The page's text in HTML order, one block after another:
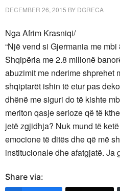
DECEMBER 26, 2015 BY DGRECA
Nga Afrim Krasniqi/
“Një vend si Gjermania me
Shqipëria me 2.8 milionë
abuzimit me nderime shprehet
shqiptarët ishin të etur pas
dhënë me siguri do të kishte
meriton qasje serioze që të
jetë zgjidhja? Nuk mund të
emocione të ditës dhe që më
institucionale dhe afatgjatë. Ja
Share via: